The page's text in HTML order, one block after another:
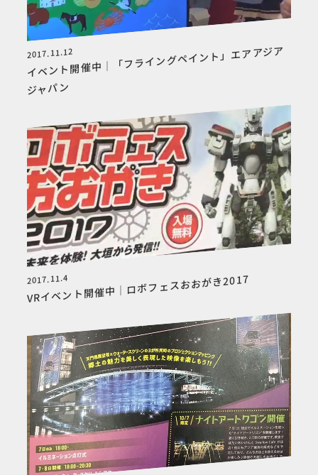
2017.11.12
イベント開催中｜「フライングペイント」エアアジア
ジャパン
2017.11.4
VRイベント開催中｜ロボフェスおおがき2017